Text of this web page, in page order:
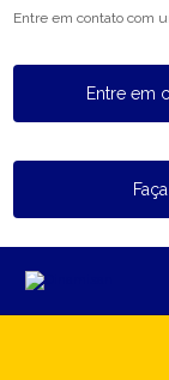
Entre em contato com
Entre em